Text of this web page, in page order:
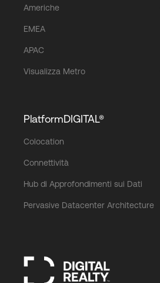
Americhe
EMEA
APAC
Visualizza Metro
PlatformDIGITAL®
Colocation
Connettività
Hub di Approfondimenti sui Dati
Pervasive Datacenter Architecture